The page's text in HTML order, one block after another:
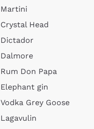
Martini
Crystal Head
Dictador
Dalmore
Rum Don Papa
Elephant gin
Vodka Grey Goose
Lagavulin